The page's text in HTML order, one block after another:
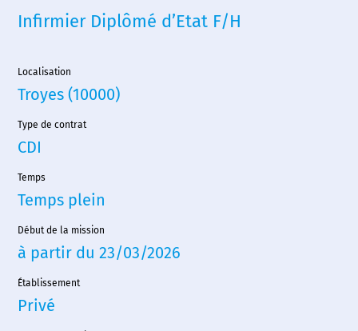
Infirmier Diplômé d’Etat F/H
Localisation
Troyes (10000)
Type de contrat
CDI
Temps
Temps plein
Début de la mission
à partir du 23/03/2026
Établissement
Privé